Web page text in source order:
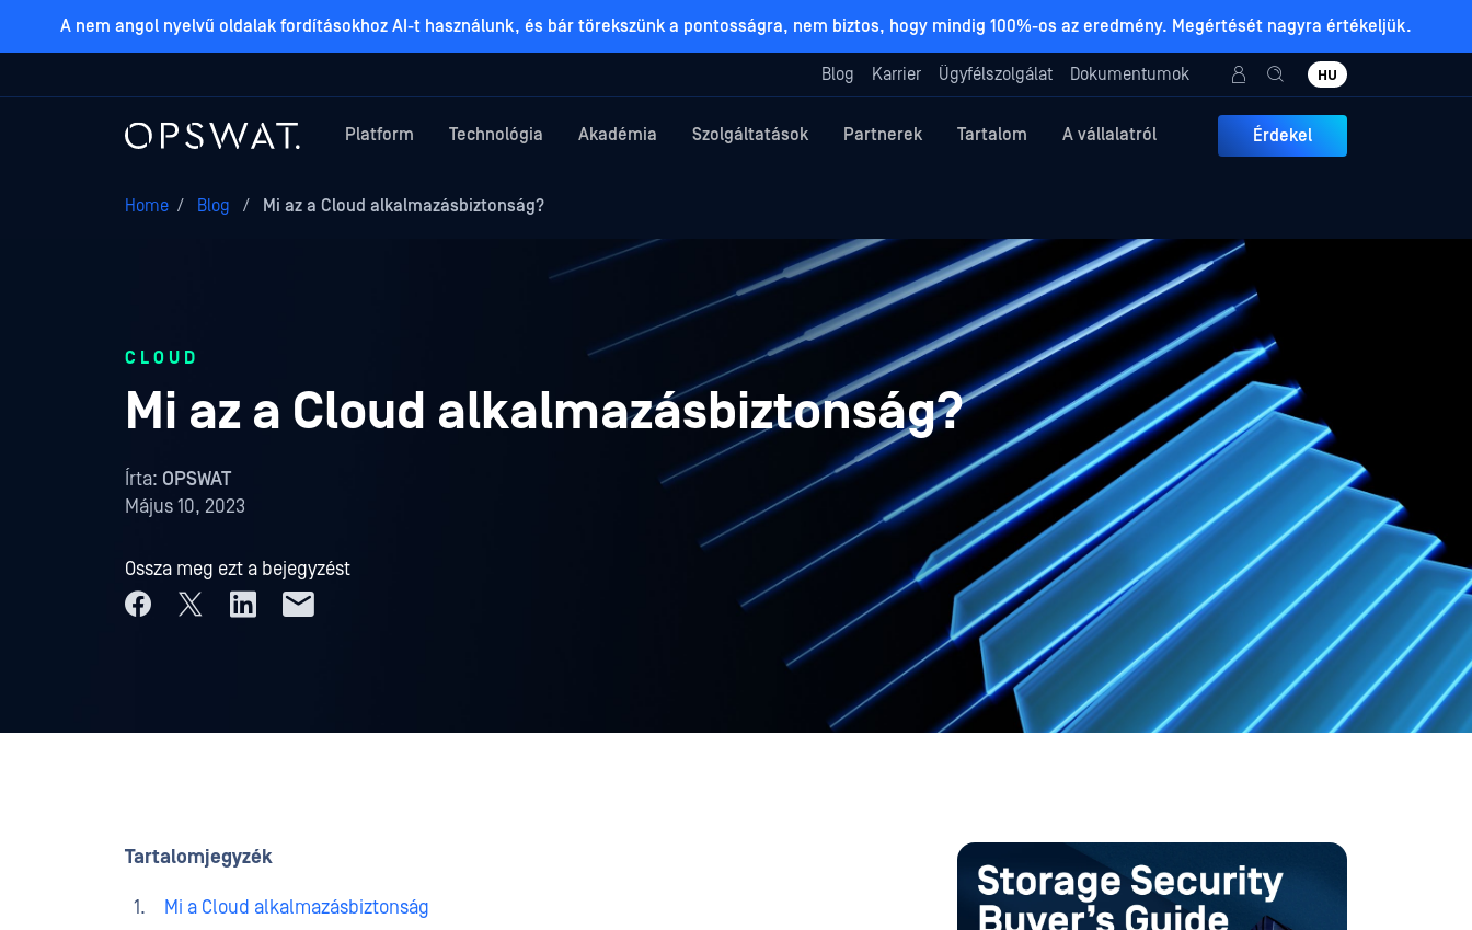
A nem angol nyelvű oldalak fordításokhoz AI-t használunk, és bár törekszünk a pontosságra, nem biztos, hogy mindig 100%-os az eredmény. Megértését nagyra értékeljük.
Blog Karrier Ügyfélszolgálat Dokumentumok HU
Platform Technológia Akadémia Szolgáltatások Partnerek Tartalom A vállalatról Érdekel
Home / Blog / Mi az a Cloud alkalmazásbiztonság?
CLOUD
Mi az a Cloud alkalmazásbiztonság?
Írta: OPSWAT
Május 10, 2023
Ossza meg ezt a bejegyzést
Tartalomjegyzék
Mi a Cloud alkalmazásbiztonság